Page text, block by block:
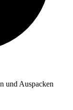
und Auspacken